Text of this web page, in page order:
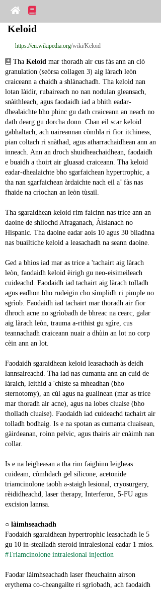
Keloid
https://en.wikipedia.org/wiki/Keloid
Tha Keloid mar thoradh air cus fàs ann an clò
granulation (seòrsa collagen 3) aig làrach leòn
craiceann a chaidh a shlànachadh. Tha keloid nan
lotan làidir, rubaireach no nan nodulan gleansach,
snàithleach, agus faodaidh iad a bhith eadar-
dhealaichte bho phinc gu dath craiceann an neach no
dath dearg gu dorcha donn. Chan eil scar keloid
gabhaltach, ach uaireannan còmhla ri fìor itchiness,
pian coltach ri snàthad, agus atharrachaidhean ann an
inneach. Ann an droch shuidheachaidhean, faodaidh
e buaidh a thoirt air gluasad craiceann. Tha keloid
eadar-dhealaichte bho sgarfaichean hypertrophic, a
tha nan sgarfaichean àrdaichte nach eil a’ fàs nas
fhaide na crìochan an leòn tùsail.
Tha sgaraidhean keloid rim faicinn nas trice ann an
daoine de shliochd Afraganach, Àisianach no
Hispanic. Tha daoine eadar aois 10 agus 30 bliadhna
nas buailtiche keloid a leasachadh na seann daoine.
Ged a bhios iad mar as trice a 'tachairt aig làrach
leòn, faodaidh keloid èirigh gu neo-eisimeileach
cuideachd. Faodaidh iad tachairt aig làrach tolladh
agus eadhon bho rudeigin cho sìmplidh ri pimple no
sgrìob. Faodaidh iad tachairt mar thoradh air fìor
dhroch acne no sgrìobadh de bhreac na cearc, galar
aig làrach leòn, trauma a-rithist gu sgìre, cus
teannachadh craiceann nuair a dhùin an lot no corp
cèin ann an lot.
Faodaidh sgaraidhean keloid leasachadh às deidh
lannsaireachd. Tha iad nas cumanta ann an cuid de
làraich, leithid a 'chiste sa mheadhan (bho
sternotomy), an cùl agus na guailnean (mar as trice
mar thoradh air acne), agus na lobes cluaise (bho
tholladh cluaise). Faodaidh iad cuideachd tachairt air
tolladh bodhaig. Is e na spotan as cumanta cluaisean,
gàirdeanan, roinn pelvic, agus thairis air cnàimh nan
collar.
Is e na leigheasan a tha rim faighinn leigheas
cuideam, còmhdach gel silicone, acetonide
triamcinolone taobh a-staigh lesional, cryosurgery,
rèididheachd, laser therapy, Interferon, 5-FU agus
excision lannsa.
○ làimhseachadh
Faodaidh sgaraidhean hypertrophic leasachadh le 5
gu 10 in-stealladh steroid intralesional eadar 1 mìos.
#Triamcinolone intralesional injection
Faodar làimhseachadh laser fheuchainn airson
erythema co-cheangailte ri sgrìobadh, ach faodaidh